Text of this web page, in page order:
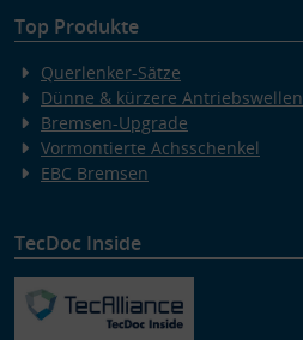
Top Produkte
Querlenker-Sätze
Dünne & kürzere Antriebswellen
Bremsen-Upgrade
Vormontierte Achsschenkel
EBC Bremsen
TecDoc Inside